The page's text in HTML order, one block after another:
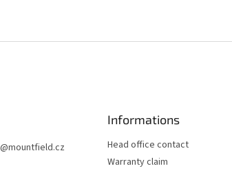
@mountfield.cz
Informations
Head office contact
Warranty claim